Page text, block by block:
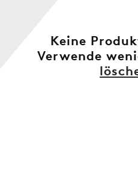
Keine
Verwende